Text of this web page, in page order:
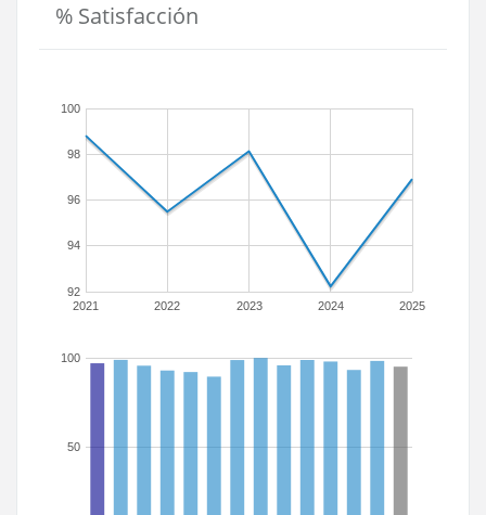
% Satisfacción
2021 2022 2023 2024 2025
92
94
96
98
100
50
100